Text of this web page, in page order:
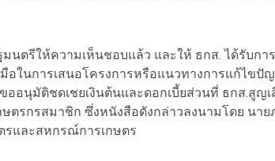
นตรีให้ความเห็นชอบแล้ว และให้ ธกส. ได้รับกา
อในการเสนอโครงการหรือแนวทางการแก้ไข
นุมัติชดเชยเงินต้นและดอกเบี้ยส่วนที่ ธกส.สูญเ
ษตรกรสมาชิก ซึ่งหนังสือดังกล่าวลงนามโดย นา
รและสหกรณ์การเกษตร